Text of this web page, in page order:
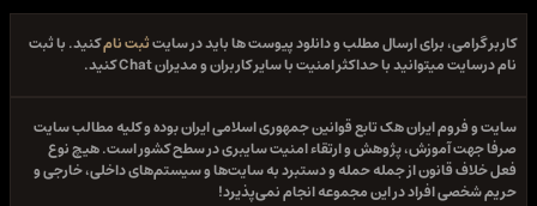
کاربر گرامی، برای ارسال مطلب و دانلود پیوست ها باید در سایتثبت نامکنید. با ثبت
نام درسایت میتوانید با حداکثر امنیت با سایر کاربران و مدیران Chat کنید.
سایت و فروم ایران هک تابع قوانین جمهوری اسلامی ایران بوده و کلیه مطالب سایت
صرفا جهت آموزش، پژوهش و ارتقاء امنیت سایبری در سطح کشور است. هیچ نوع
فعل خلاف قانون از جمله حمله و دستبرد به سایت‌ها و سیستم‌های داخلی، خارجی و
حریم شخصی افراد در این مجموعه انجام نمی‌پذیرد!